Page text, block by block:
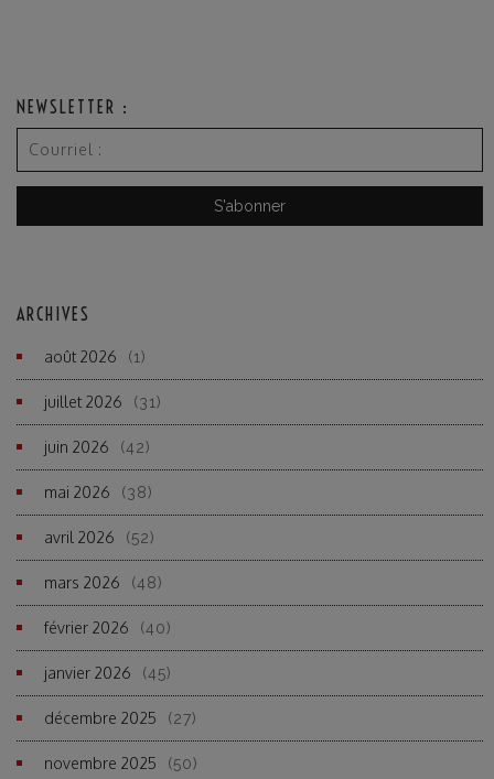
NEWSLETTER :
ARCHIVES
août 2026 (1)
juillet 2026 (31)
juin 2026 (42)
mai 2026 (38)
avril 2026 (52)
mars 2026 (48)
février 2026 (40)
janvier 2026 (45)
décembre 2025 (27)
novembre 2025 (50)